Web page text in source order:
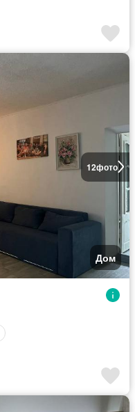
12фото
Дом